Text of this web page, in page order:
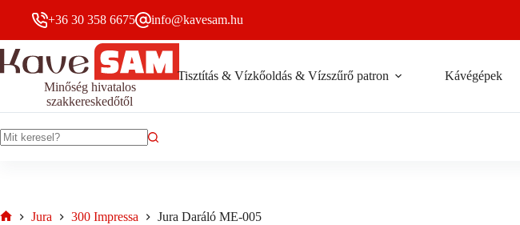
mennyiség
+36 30 358 6675 info@kavesam.hu
Minőség hivatalos
szakkereskedőtől
Tisztítás & Vízkőoldás & Vízszűrő patron Kávégépek
Jura 300 Impressa Jura Daráló ME-005